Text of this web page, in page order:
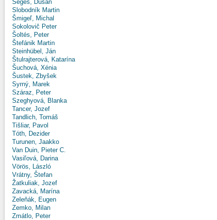
Segeš, Dušan
Slobodník Martin
Šmigeľ, Michal
Sokolovič Peter
Šoltés, Peter
Štefánik Martin
Steinhübel, Ján
Štulrajterová, Katarína
Šuchová, Xénia
Šustek, Zbyšek
Syrný, Marek
Száraz, Peter
Szeghyová, Blanka
Tancer, Jozef
Tandlich, Tomáš
Tišliar, Pavol
Tóth, Dezider
Turunen, Jaakko
Van Duin, Pieter C.
Vasiľová, Darina
Vörös, László
Vrátny, Štefan
Žatkuliak, Jozef
Zavacká, Marína
Zeleňák, Eugen
Zemko, Milan
Zmátlo, Peter